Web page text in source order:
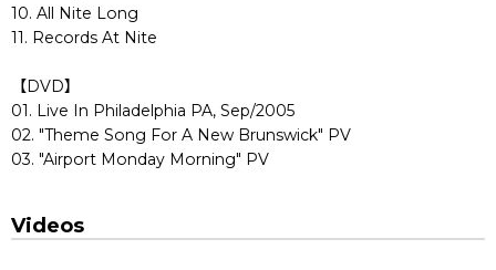
10. All Nite Long
11. Records At Nite
【DVD】
01. Live In Philadelphia PA, Sep/2005
02. "Theme Song For A New Brunswick" PV
03. "Airport Monday Morning" PV
Videos